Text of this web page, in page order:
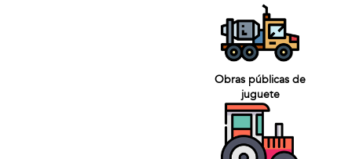
Obras públicas de
juguete